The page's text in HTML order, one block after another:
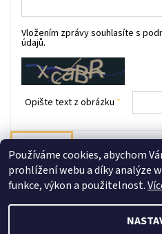
Vložením zprávy souhlasíte s
údajů.
Opište text z obrázku
Shoptet.cz | facebook Bílé
Používáme cookies, abychom
prohlížení webu a díky analýze
funkce, výkon a použitelnost.